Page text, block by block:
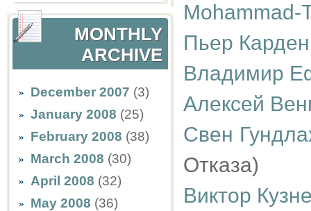
MONTHLY
ARCHIVE
December 2007 (3)
January 2008 (25)
February 2008 (38)
March 2008 (30)
April 2008 (32)
May 2008 (36)
Mohammad-
Пьер Карден
Владимир
Алексей
Свен
Отказа)
Виктор